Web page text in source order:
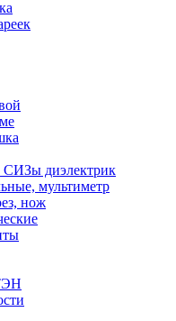
СИЗы диэлектрик
мультиметр
нож